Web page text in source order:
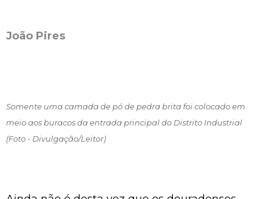
João Pires
Somente uma camada de pó de pedra brita foi colocado em
meio aos buracos da entrada principal do Distrito Industrial
(Foto - Divulgação/Leitor)